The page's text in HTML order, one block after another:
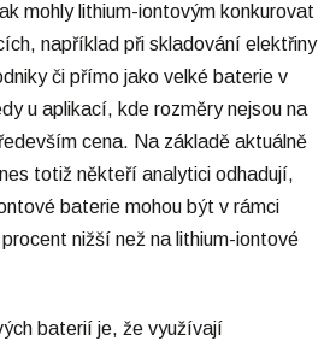
mohly lithium-iontovým konkurovat
například při skladování elektřiny
či přímo jako velké baterie v
u aplikací, kde rozměry nejsou na
cena. Na základě aktuálně
totiž někteří analytici odhadují,
baterie mohou být v rámci
nižší než na lithium-iontové
baterií je, že využívají